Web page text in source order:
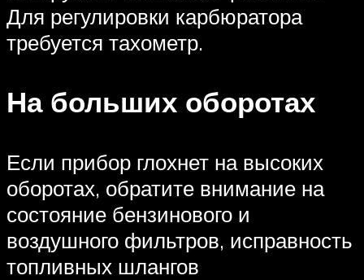
Для регулировки карбюратора
требуется тахометр.
На больших оборотах
Если прибор глохнет на высоких
оборотах, обратите внимание на
состояние бензинового и
воздушного фильтров, исправность
топливных шлангов